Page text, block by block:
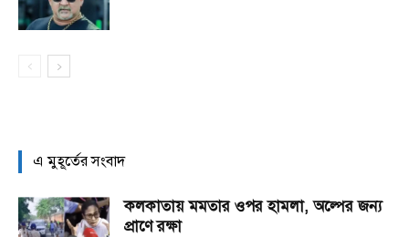
এ মুহূর্তের সংবাদ
কলকাতায় মমতার ওপর হামলা, অল্পের জন্য
প্রাণে রক্ষা